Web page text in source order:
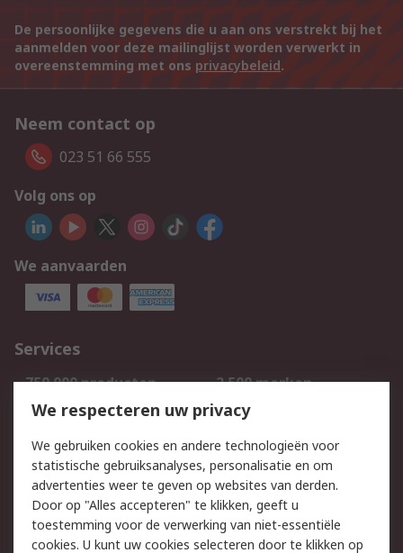
De persoonlijke gegevens die u aan ons verstrekt bij het
aanmelden voor deze mailinglijst worden verwerkt in
overeenstemming met ons privacybeleid.
Neem contact op
023 51 66 555
Volg ons op
We aanvaarden
Services
750.000 producten
2.500 merken
Bestellen
Inkoopoplossingen
Track & Trace
Wettelijk
Cookiebeleid Email veiligheid
We respecteren uw privacy
We gebruiken cookies en andere technologieën voor
statistische gebruiksanalyses, personalisatie en om
advertenties weer te geven op websites van derden.
Door op "Alles accepteren" te klikken, geeft u
toestemming voor de verwerking van niet-essentiële
cookies. U kunt uw cookies selecteren door te klikken op